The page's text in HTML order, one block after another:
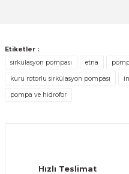
Ürün fiyatı diğer
Bu ürüne benzer farklı
Etiketler :
sirkülasyon pompası
etna
kuru rotorlu sirkülasyon pompası
pompa ve hidrofor
Hızlı Teslimat